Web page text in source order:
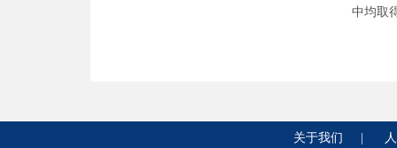
中均取
关于我们